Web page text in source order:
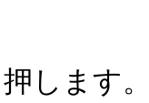
します